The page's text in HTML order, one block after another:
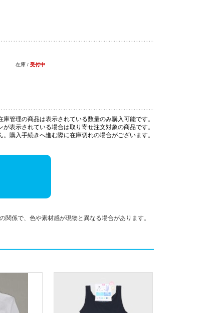
在庫 / 受付中
管理の商品は表示されている数量のみ購入可能です。
表示されている場合は取り寄せ注文対象の商品です。
購入手続きへ進む際に在庫切れの場合がございます。
係で、色や素材感が現物と異なる場合があります。